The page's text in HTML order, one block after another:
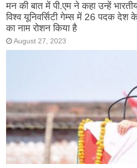
मन की बात में पी.एम ने कहा उन्हें
विश्व यूनिवर्सिटी गेम्स में 26 पदक देश
का नाम रोशन किया है
August 27, 2023